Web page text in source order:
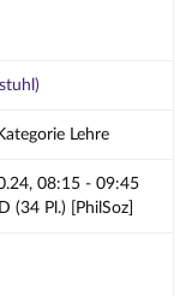
Lehre
08:15 - 09:45
(34 Pl.) [PhilSoz]